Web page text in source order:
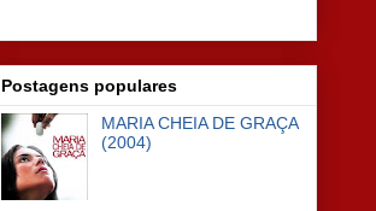
Postagens populares
MARIA CHEIA DE GRAÇA
(2004)